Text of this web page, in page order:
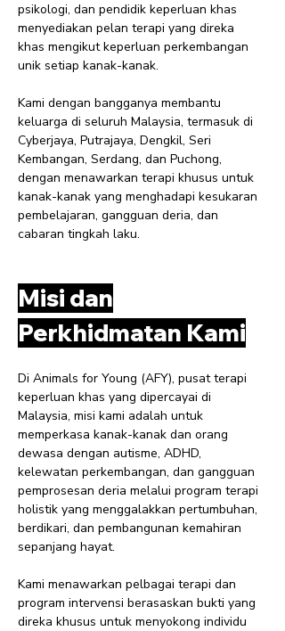
psikologi, dan pendidik keperluan khas
menyediakan pelan terapi yang direka
khas mengikut keperluan perkembangan
unik setiap kanak-kanak.
Kami dengan bangganya membantu
keluarga di seluruh Malaysia, termasuk di
Cyberjaya, Putrajaya, Dengkil, Seri
Kembangan, Serdang, dan Puchong,
dengan menawarkan terapi khusus untuk
kanak-kanak yang menghadapi kesukaran
pembelajaran, gangguan deria, dan
cabaran tingkah laku.
Misi dan
Perkhidmatan Kami
Di Animals for Young (AFY), pusat terapi
keperluan khas yang dipercayai di
Malaysia, misi kami adalah untuk
memperkasa kanak-kanak dan orang
dewasa dengan autisme, ADHD,
kelewatan perkembangan, dan gangguan
pemprosesan deria melalui program terapi
holistik yang menggalakkan pertumbuhan,
berdikari, dan pembangunan kemahiran
sepanjang hayat.
Kami menawarkan pelbagai terapi dan
program intervensi berasaskan bukti yang
direka khusus untuk menyokong individu